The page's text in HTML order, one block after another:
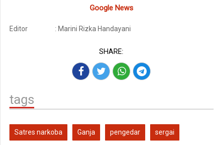
Google News
Editor : Marini Rizka Handayani
SHARE:
tags
Satres narkoba Ganja pengedar sergai